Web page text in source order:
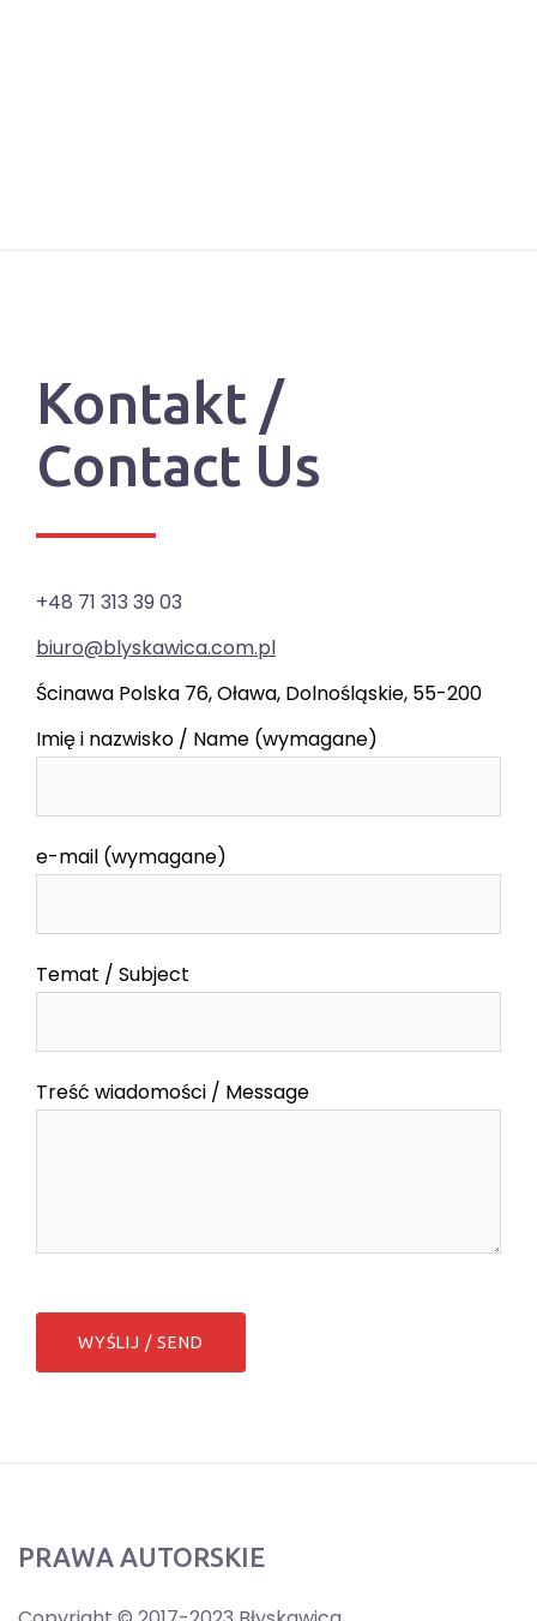
Kontakt /
Contact Us
+48 71 313 39 03
biuro@blyskawica.com.pl
Ścinawa Polska 76, Oława, Dolnośląskie, 55-200
Imię i nazwisko / Name (wymagane)
e-mail (wymagane)
Temat / Subject
Treść wiadomości / Message
PRAWA AUTORSKIE